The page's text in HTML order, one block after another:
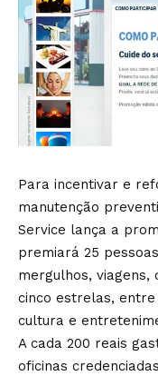
Para incentivar e
manutenção
Service lança a
premiará 25
mergulhos, viagens,
cinco estrelas,
cultura e
A cada 200 reais
oficinas